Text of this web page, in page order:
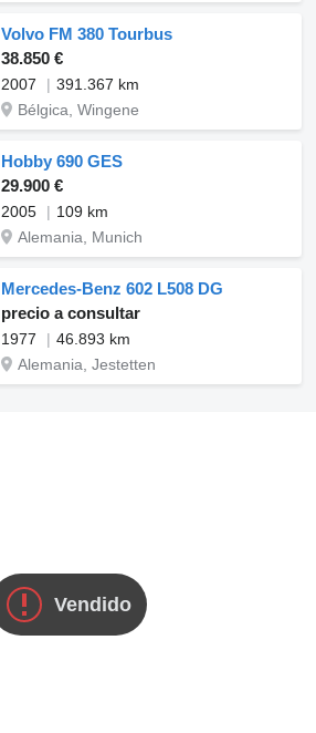
Volvo FM 380 Tourbus
38.850 €
2007
391.367 km
Bélgica, Wingene
Hobby 690 GES
29.900 €
2005
109 km
Alemania, Munich
Mercedes-Benz 602 L508 DG
precio a consultar
1977
46.893 km
Alemania, Jestetten
Vendido